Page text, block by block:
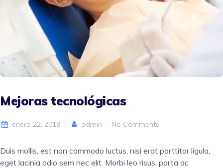
Mejoras tecnológicas
enero 22, 2019 admin No Comments
Duis mollis, est non commodo luctus, nisi erat porttitor ligula,
eget lacinia odio sem nec elit. Morbi leo risus, porta ac